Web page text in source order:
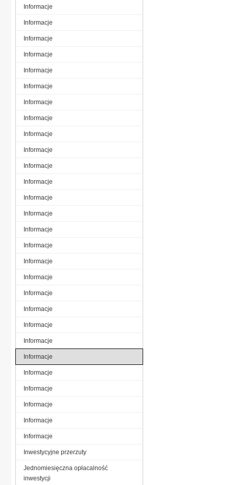
Informacje
Informacje
Informacje
Informacje
Informacje
Informacje
Informacje
Informacje
Informacje
Informacje
Informacje
Informacje
Informacje
Informacje
Informacje
Informacje
Informacje
Informacje
Informacje
Informacje
Informacje
Informacje
Informacje
Informacje
Informacje
Informacje
Informacje
Informacje
Inwestycyjne przerzuty
Jednomiesięczna opłacalność
inwestycji